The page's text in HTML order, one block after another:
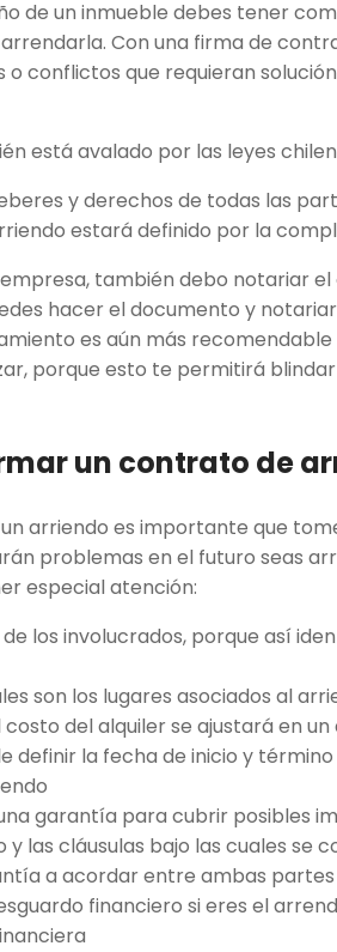
de un inmueble debes tener
Con una firma de
o conflictos que requieran
está avalado por las leyes
y derechos de todas las
estará definido por la
también debo notariar
hacer el documento y
es aún más
porque esto te permitirá blindar
un contrato de
arriendo es importante que
problemas en el futuro seas
especial atención:
los involucrados, porque así
son los lugares asociados al
costo del alquiler se ajustará en
definir la fecha de inicio y
garantía para cubrir posibles
las cláusulas bajo las cuales se
a acordar entre ambas partes
financiero si eres el